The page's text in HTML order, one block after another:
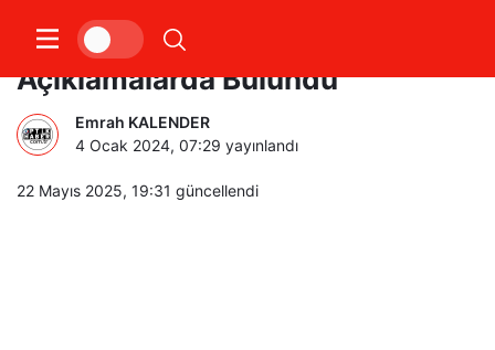
İstanbul OGO Başkanı Önemli
Açıklamalarda Bulundu
Emrah KALENDER
4 Ocak 2024, 07:29 yayınlandı
22 Mayıs 2025, 19:31 güncellendi